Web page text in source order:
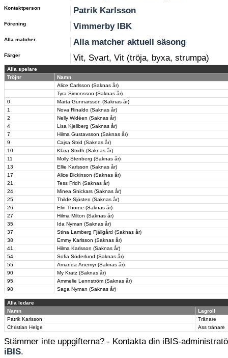
Kontaktperson Patrik Karlsson
Förening Vimmerby IBK
Alla matcher Alla matcher aktuell säsong
Färger Vit, Svart, Vit (tröja, byxa, strumpa)
Alla spelare
Tröjnr
Namn
Alice Carlsson (Saknas år)
Tyra Simonsson (Saknas år)
0
Märta Gunnarsson (Saknas år)
1
Nova Rinaldo (Saknas år)
2
Nelly Widéen (Saknas år)
4
Lisa Kjellberg (Saknas år)
7
Hilma Gustavsson (Saknas år)
9
Cajsa Strid (Saknas år)
10
Klara Stridh (Saknas år)
11
Molly Stenberg (Saknas år)
13
Ellie Karlsson (Saknas år)
17
Alice Dickinson (Saknas år)
21
Tess Fridh (Saknas år)
24
Minea Snickars (Saknas år)
25
Thilde Sjösten (Saknas år)
26
Elin Thörne (Saknas år)
27
Hilma Milton (Saknas år)
35
Ida Nyman (Saknas år)
37
Stina Lamberg Fjällgård (Saknas år)
38
Emmy Karlsson (Saknas år)
41
Hilma Karlsson (Saknas år)
54
Sofia Söderlund (Saknas år)
55
Amanda Anemyr (Saknas år)
90
My Kratz (Saknas år)
95
Ammelie Lennström (Saknas år)
98
Saga Nyman (Saknas år)
Alla ledare
Namn
Lagroll
Patrik Karlsson
Tränare
Christian Helge
Ass tränare
Stämmer inte uppgifterna? - Kontakta din iBIS-
iBIS.